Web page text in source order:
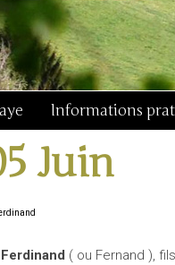
Informations
Juin
( ou Fernand ),